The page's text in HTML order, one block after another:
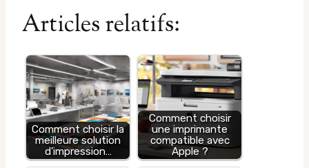
Articles relatifs:
Comment choisir la
meilleure solution
d'impression…
Comment choisir
une imprimante
compatible avec
Apple ?